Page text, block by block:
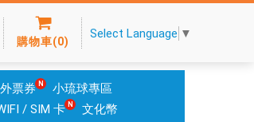
購物車(0)
Select Language ▼
票券
小琉球專區
/ SIM 卡
文化幣